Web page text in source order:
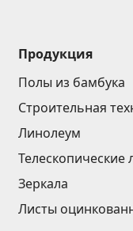
Продукция
Полы из бамбука
Строительная
Линолеум
Телескопические
Зеркала
Листы